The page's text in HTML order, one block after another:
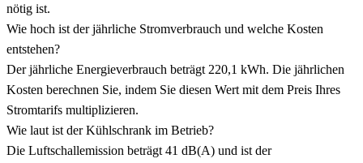
nötig ist.
Wie hoch ist der jährliche Stromverbrauch und welche Kosten
entstehen?
Der jährliche Energieverbrauch beträgt 220,1 kWh. Die jährlichen
Kosten berechnen Sie, indem Sie diesen Wert mit dem Preis Ihres
Stromtarifs multiplizieren.
Wie laut ist der Kühlschrank im Betrieb?
Die Luftschallemission beträgt 41 dB(A) und ist der